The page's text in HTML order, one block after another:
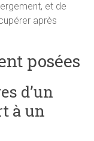
et de
après
posées
d’un
à un